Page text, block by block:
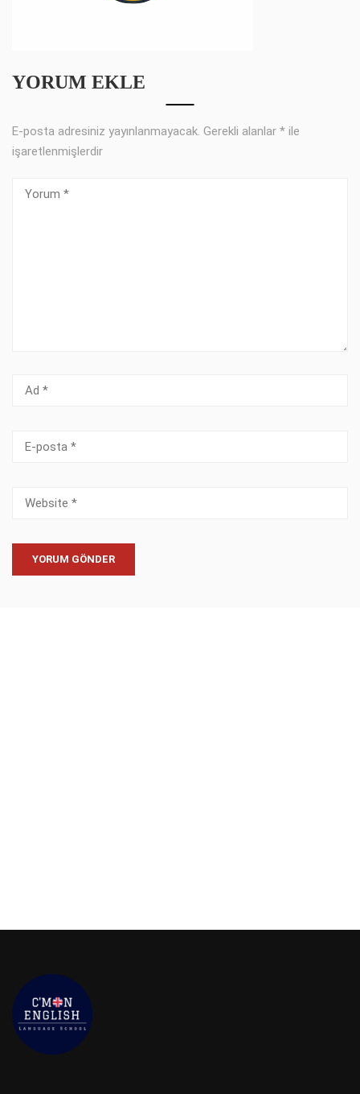
YORUM EKLE
E-posta adresiniz yayınlanmayacak. Gerekli alanlar * ile
işaretlenmişlerdir